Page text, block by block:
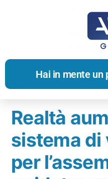
Hai in mente un
Archivi dei tag:
realtà aumentata
Realtà
sistema di
per